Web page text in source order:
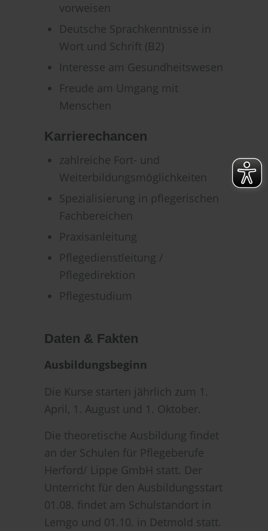
vorweisen
Deutsche Sprachkenntnisse in
Wort und Schrift (B2)
Interesse am Gesundheitswesen
Freude am Umgang mit
Menschen
Karrierechancen
zahlreiche Fort- und
Weiterbildungsmöglichkeiten
Spezialisierung in pflegerischen
Fachbereichen
Praxisanleitung
Pflegedienstleitung /
Pflegedirektion
Pflegestudium
Daten & Fakten
Ausbildungsbeginn
Die Kurse starten jährlich zum 1.
April, 1. August und 1. Oktober.
Die theoretische Ausbildung findet
an der Schulen für Pflegeberufe
Herford/ Lippe GmbH statt. Der
Unterricht für den Ausbildungsstart
01.08. findet am Schulstandort in
Lemgo und 01.10. in Detmold statt.